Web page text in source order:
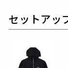
セットアッ